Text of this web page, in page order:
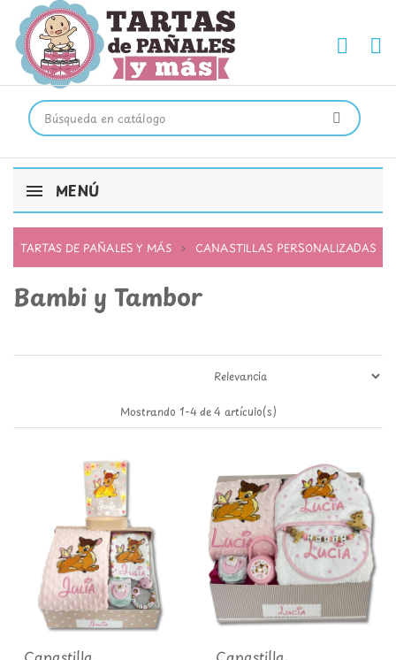
MENÚ
TARTAS DE PAÑALES Y MÁS CANASTILLAS PERSONALIZADAS
Bambi y Tambor
Mostrando 1-4 de 4 artículo(s)